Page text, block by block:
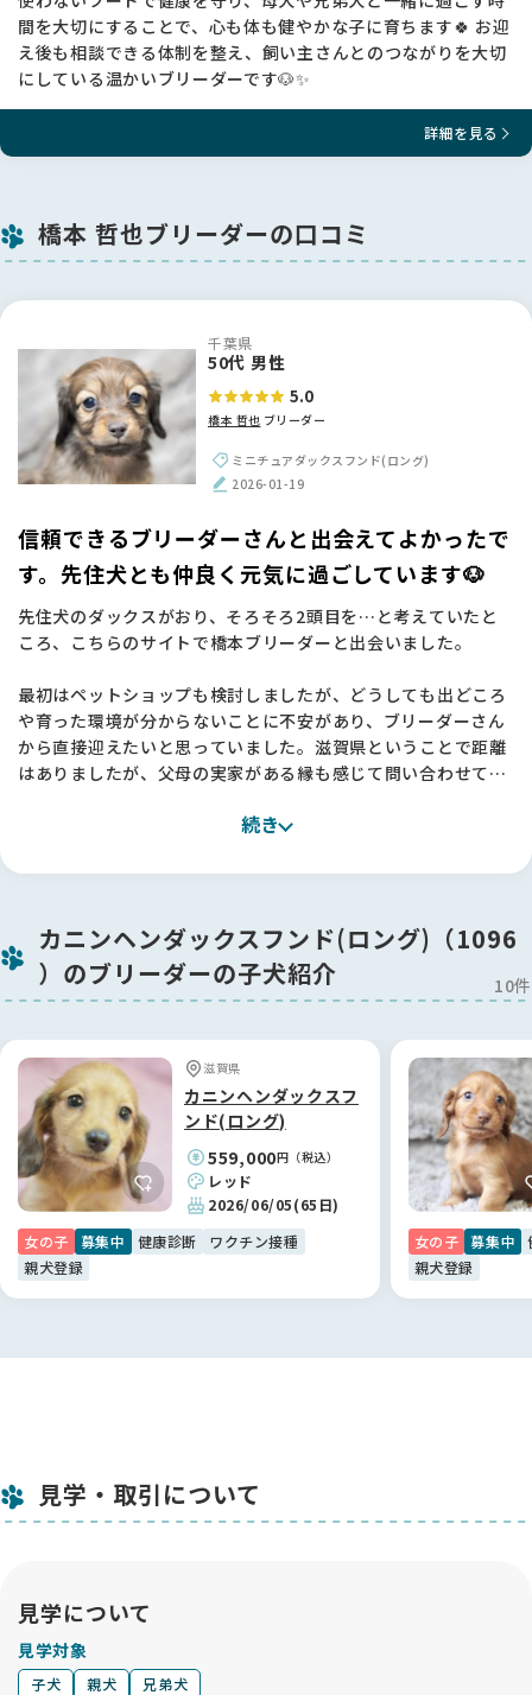
間を大切にすることで、心も体も健やかな子に育ちます🍀 お迎
え後も相談できる体制を整え、飼い主さんとのつながりを大切
にしている温かいブリーダーです🐶✨
詳細を見る
橋本 哲也ブリーダーの口コミ
千葉県
50代 男性
5.0
橋本 哲也 ブリーダー
ミニチュアダックスフンド(ロング)
2026-01-19
信頼できるブリーダーさんと出会えてよかったで
す。先住犬とも仲良く元気に過ごしています🐶
先住犬のダックスがおり、そろそろ2頭目を…と考えていたと
ころ、こちらのサイトで橋本ブリーダーと出会いました。
最初はペットショップも検討しましたが、どうしても出どころ
や育った環境が分からないことに不安があり、ブリーダーさん
から直接迎えたいと思っていました。滋賀県ということで距離
はありましたが、父母の実家がある縁も感じて問い合わせてみ
っていましたが、橋本さんの方から「まずはオンライン見学で
気を見ながらお話しできたのが本当に良かったです。実際の見
学も終始丁寧にご対応いただき、橋本さんの誠実なお人柄に触
れて「この方から譲り受けたい」と確信できました。✨
お迎えした後、最初は臆病な先住犬との相性が心配でしたが、
今ではすっかり馴染んで元気に過ごしています。素敵なご縁を
本当にありがとうございました！🐶
【BreederFamiliesへ】
BreederFamiliesを利用して本当に良かったです。大手のサイ
トも見ましたが、妻と「本当に大丈夫かな？」と不安もありま
した。
でもこのサイトは運営側でしっかりとブリーダーさんを選んで
いるのがトップページからも伝わり、信頼して選ぶことができ
ました。
続き
カニンヘンダックスフンド(ロング)（1096
）のブリーダーの子犬紹介
10件
滋賀県
カニンヘンダックスフ
ンド(ロング)
559,000円（税込）
レッド
2026/06/05(65日)
女の子
募集中 健康診断
ワクチン接種
親犬登録
女の子 募集中
親犬登録
見学・取引について
見学について
見学対象
子犬 親犬 兄弟犬